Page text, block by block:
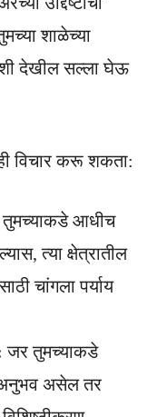
शाळेच्या
देखील सल्ला घेऊ
विचार करू शकता:
तुमच्याकडे आधीच
त्या क्षेत्रातील
चांगला पर्याय
जर तुमच्याकडे
अनुभव असेल तर